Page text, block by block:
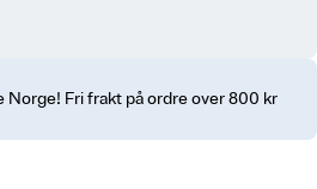
Norge! Fri frakt på ordre over 800 kr